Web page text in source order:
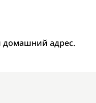
домашний адрес.